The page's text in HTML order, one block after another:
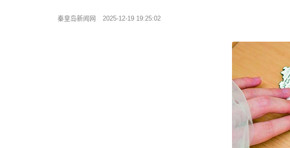
秦皇岛新闻网 2025-12-19 19:25:02